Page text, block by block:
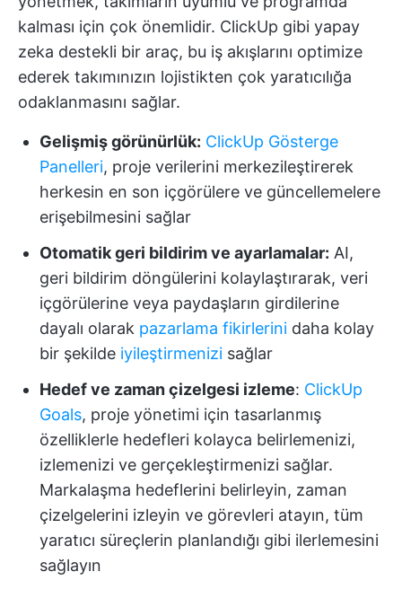
kalması için çok önemlidir. ClickUp gibi yapay
zeka destekli bir araç, bu iş akışlarını optimize
ederek takımınızın lojistikten çok yaratıcılığa
odaklanmasını sağlar.
Gelişmiş görünürlük: ClickUp Gösterge
Panelleri, proje verilerini merkezileştirerek
herkesin en son içgörülere ve güncellemelere
erişebilmesini sağlar
Otomatik geri bildirim ve ayarlamalar: AI,
geri bildirim döngülerini kolaylaştırarak, veri
içgörülerine veya paydaşların girdilerine
dayalı olarak pazarlama fikirlerini daha kolay
bir şekilde iyileştirmenizi sağlar
Hedef ve zaman çizelgesi izleme: ClickUp
Goals, proje yönetimi için tasarlanmış
özelliklerle hedefleri kolayca belirlemenizi,
izlemenizi ve gerçekleştirmenizi sağlar.
Markalaşma hedeflerini belirleyin, zaman
çizelgelerini izleyin ve görevleri atayın, tüm
yaratıcı süreçlerin planlandığı gibi ilerlemesini
sağlayın